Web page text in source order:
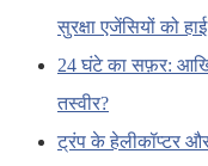
सुरक्षा एजेंसियों को
24 घंटे का सफ़र:
तस्वीर?
ट्रंप के हेलीकॉप्टर